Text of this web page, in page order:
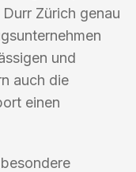
Zürich genau
und
auch die
einen